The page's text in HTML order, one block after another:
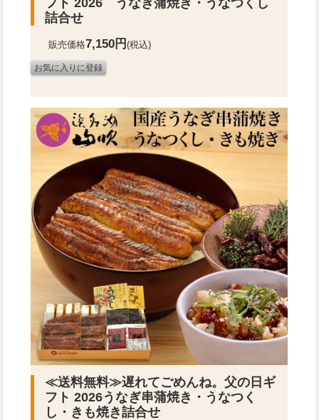
詰合せ
販売価格7,150円(税込)
≪送料無料≫遅れてごめんね。父の日ギ
フト 2026うなぎ串蒲焼き・うなつく
し・きも焼き詰合せ